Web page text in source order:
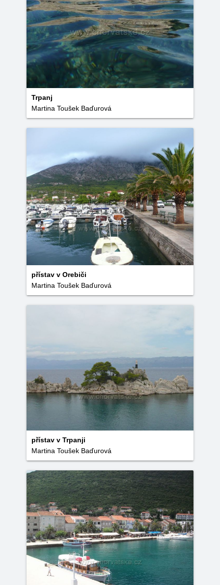
Trpanj
Martina Toušek Baďurová
přístav v Orebiči
Martina Toušek Baďurová
přístav v Trpanji
Martina Toušek Baďurová